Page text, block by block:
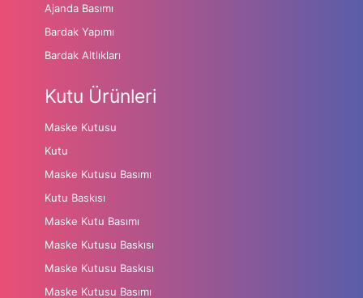
Ajanda Basımı
Bardak Yapımı
Bardak Altlıkları
Kutu Ürünleri
Maske Kutusu
Kutu
Maske Kutusu Basımı
Kutu Baskısı
Maske Kutu Basımı
Maske Kutusu Baskısı
Maske Kutusu Baskısı
Maske Kutusu Basımı